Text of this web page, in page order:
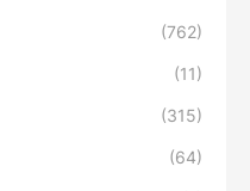
(762)
(11)
(315)
(64)